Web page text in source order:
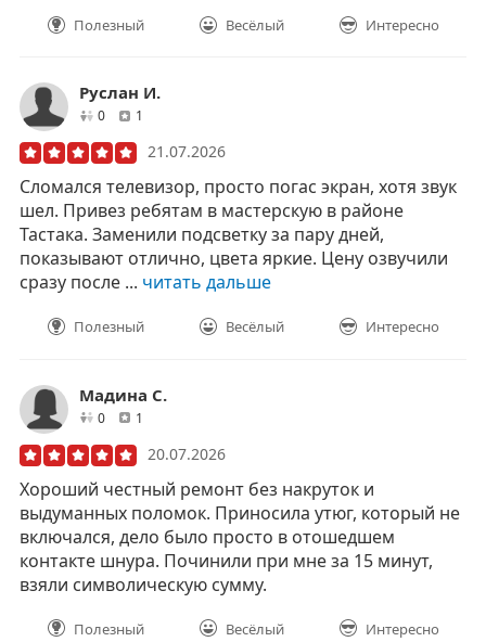
Полезный Весёлый Интересно
Руслан И.
0друзей1
21.07.2026
Сломался телевизор, просто погас экран, хотя звук
шел. Привез ребятам в мастерскую в районе
Тастака. Заменили подсветку за пару дней,
показывают отлично, цвета яркие. Цену озвучили
сразу после ... читать дальше
Полезный Весёлый Интересно
Мадина С.
0друзей1
20.07.2026
Хороший честный ремонт без накруток и
выдуманных поломок. Приносила утюг, который не
включался, дело было просто в отошедшем
контакте шнура. Починили при мне за 15 минут,
взяли символическую сумму.
Полезный Весёлый Интересно